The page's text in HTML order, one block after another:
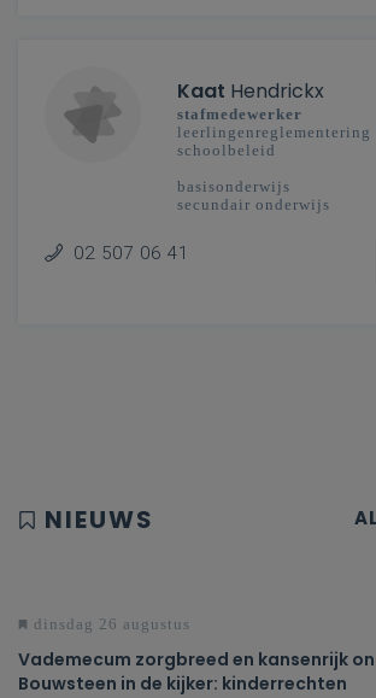
Kaat Hendrickx
stafmedewerker
leerlingenreglementering
schoolbeleid
basisonderwijs
secundair onderwijs
02 507 06 41
NIEUWS
dinsdag 26 augustus
Vademecum zorgbreed en kansenrijk
Bouwsteen in de kijker: kinderrechten